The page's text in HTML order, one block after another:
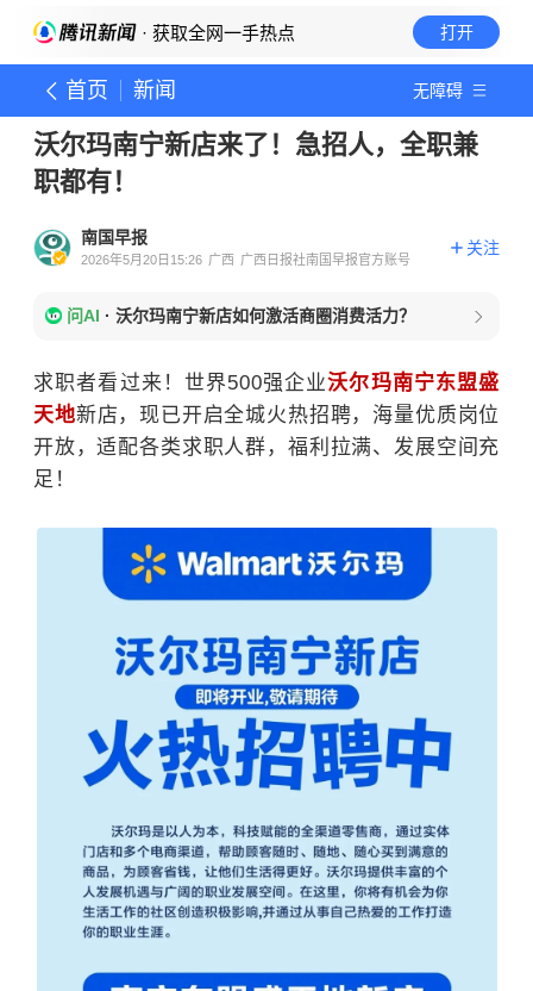
· 获取全网一手热点 打开
首页 新闻 无障碍
沃尔玛南宁新店来了！急招人，全职兼
职都有！
南国早报
2026年5月20日15:26 广西 广西日报社南国早报官方账号
关注
问AI · 沃尔玛南宁新店如何激活商圈消费活力？
求职者看过来！世界500强企业沃尔玛南宁东盟盛
天地新店，现已开启全城火热招聘，海量优质岗位
开放，适配各类求职人群，福利拉满、发展空间充
足！